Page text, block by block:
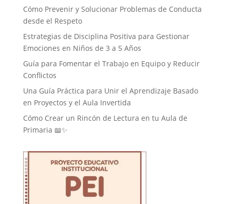
Cómo Prevenir y Solucionar Problemas de Conducta
desde el Respeto
Estrategias de Disciplina Positiva para Gestionar
Emociones en Niños de 3 a 5 Años
Guía para Fomentar el Trabajo en Equipo y Reducir
Conflictos
Una Guía Práctica para Unir el Aprendizaje Basado
en Proyectos y el Aula Invertida
Cómo Crear un Rincón de Lectura en tu Aula de
Primaria 📖✨